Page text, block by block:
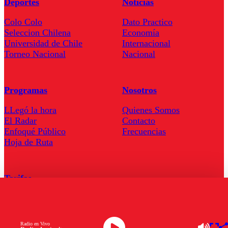
Radio en Vivo
Colo Colo
Seleccion Chilena
Universidad de Chile
Torneo Nacional
Dato Practico
Economía
Internacional
Nacional
Programas
LLegó la hora
El Radar
Enfoqué Público
Hoja de Ruta
Nosotros
Quienes Somos
Contacto
Frecuencias
Tarifas